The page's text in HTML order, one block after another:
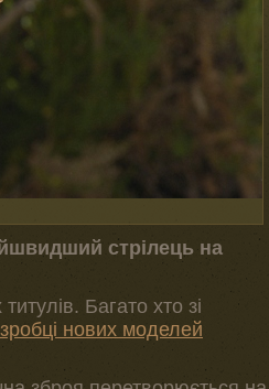
стрілець на
Багато хто зі
нових моделей